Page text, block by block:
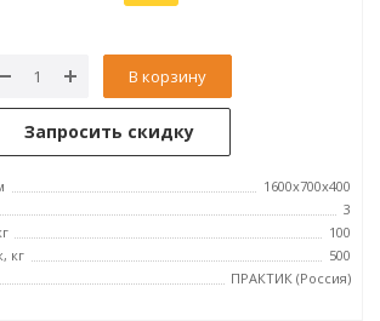
В корзину
Запросить скидку
1600x700x400
3
100
кг
500
ПРАКТИК (Россия)